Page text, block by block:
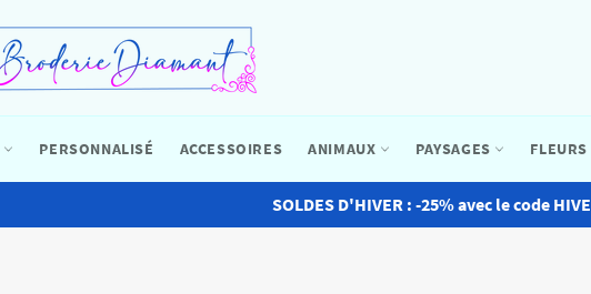
PERSONNALISÉ ACCESSOIRES ANIMAUX PAYSAGES FLEURS
SOLDES D'HIVER : -25% avec le code